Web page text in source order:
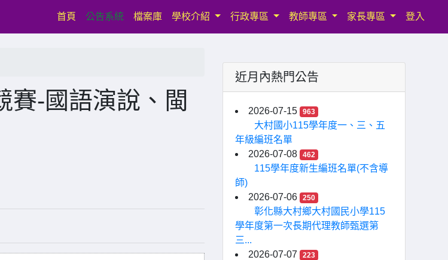
首頁 (current)
公告系統 檔案庫 學校介紹 行政專區 教師專區 家長專區 登入
賽-國語演說、閩
近月內熱門公告
2026-07-15 963
大村國小115學年度一、三、五
年級編班名單
2026-07-08
462
115學年度新生編班名單(不含導
師)
2026-07-06
250
彰化縣大村鄉大村國民小學115
學年度第一次長期代理教師甄選第
三...
2026-07-07
223